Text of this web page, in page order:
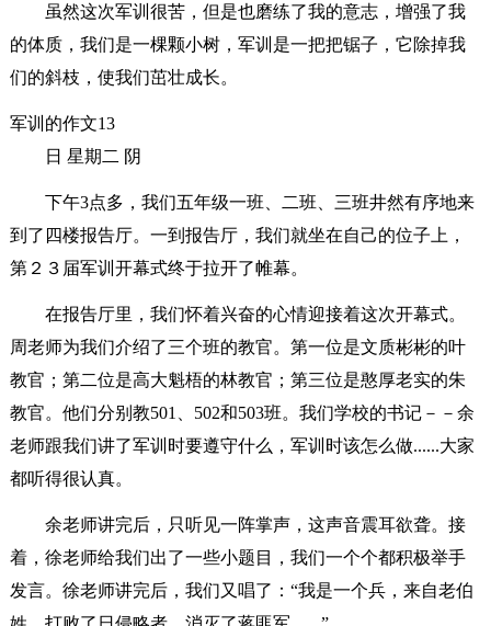
虽然这次军训很苦，但是也磨练了我的意志，增强了我
的体质，我们是一棵颗小树，军训是一把把锯子，它除掉我
们的斜枝，使我们茁壮成长。
军训的作文13
日 星期二 阴
下午3点多，我们五年级一班、二班、三班井然有序地来
到了四楼报告厅。一到报告厅，我们就坐在自己的位子上，
第２３届军训开幕式终于拉开了帷幕。
在报告厅里，我们怀着兴奋的心情迎接着这次开幕式。
周老师为我们介绍了三个班的教官。第一位是文质彬彬的叶
教官；第二位是高大魁梧的林教官；第三位是憨厚老实的朱
教官。他们分别教501、502和503班。我们学校的书记－－余
老师跟我们讲了军训时要遵守什么，军训时该怎么做......大家
都听得很认真。
余老师讲完后，只听见一阵掌声，这声音震耳欲聋。接
着，徐老师给我们出了一些小题目，我们一个个都积极举手
发言。徐老师讲完后，我们又唱了：“我是一个兵，来自老伯